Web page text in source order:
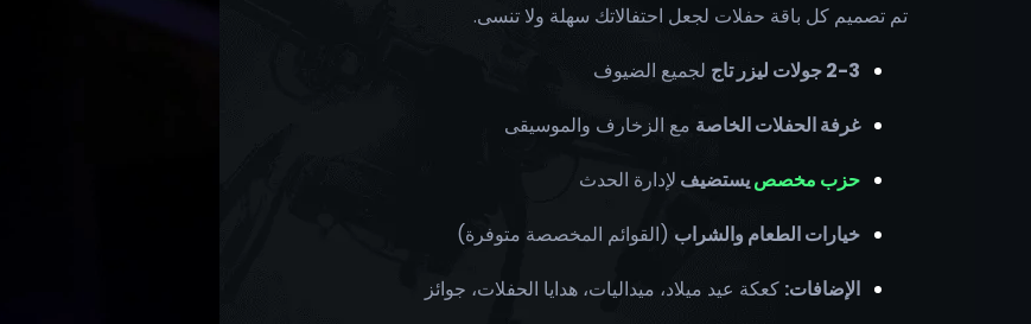
تم تصميم كل باقة حفلات لجعل احتفالاتك سهلة ولا تنسى.
2-3 جولات ليزر تاج
لجميع الضيوف
غرفة الحفلات الخاصة مع الزخارف والموسيقى
حزب مخصصيستضيف لإدارة الحدث
خيارات الطعام والشراب (القوائم المخصصة متوفرة)
الإضافات: كعكة عيد ميلاد، ميداليات، هدايا الحفلات، جوائز